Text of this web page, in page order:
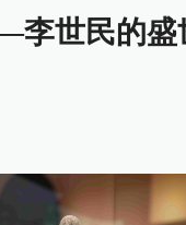
世民的盛